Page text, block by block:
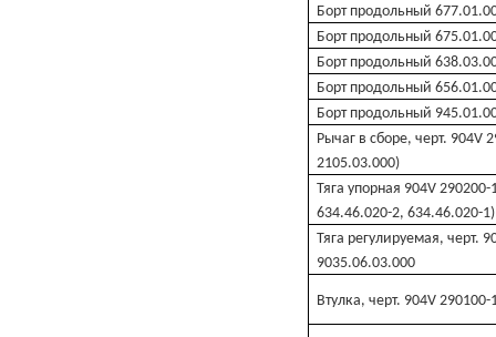
Борт продольный
Борт продольный
Борт продольный
Борт продольный
Борт продольный
Рычаг в сборе, черт. 904V
2105.03.000)
Тяга упорная 904V
634.46.020-2, 634.46.020-1)
Тяга регулируемая, черт.
9035.06.03.000
Втулка, черт. 904V 290100-